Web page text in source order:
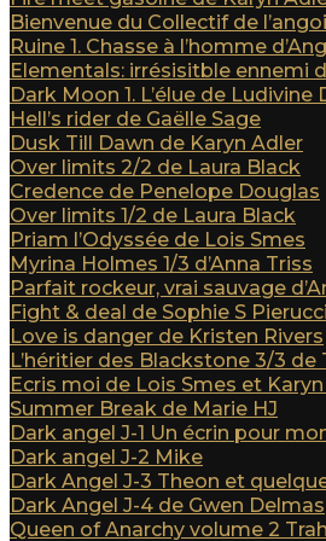
Bienvenue du Collectif de
Ruine 1. Chasse à l’homme
Elementals: irrésisitble ennemi
Dark Moon 1. L’élue de Ludivine
Hell’s rider de Gaëlle Sage
Dusk Till Dawn de Karyn Adler
Over limits 2/2 de Laura Black
Credence de Penelope Douglas
Over limits 1/2 de Laura Black
Priam l’Odyssée de Lois Smes
Myrina Holmes 1/3 d’Anna Triss
Parfait rockeur, vrai sauvage
Fight & deal de Sophie S Pierucci
Love is danger de Kristen Rivers
L’héritier des Blackstone 3/3
Ecris moi de Lois Smes et
Summer Break de Marie HJ
Dark angel J-1 Un écrin pour
Dark angel J-2 Mike
Dark Angel J-3 Theon et
Dark Angel J-4 de Gwen Delmas
Queen of Anarchy volume 2